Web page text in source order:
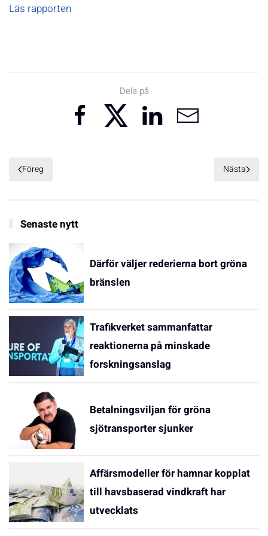
Läs rapporten
Dela på
Föreg Nästa
Senaste nytt
Därför väljer rederierna bort gröna
bränslen
Trafikverket sammanfattar
reaktionerna på minskade
forskningsanslag
Betalningsviljan för gröna
sjötransporter sjunker
Affärsmodeller för hamnar kopplat
till havsbaserad vindkraft har
utvecklats